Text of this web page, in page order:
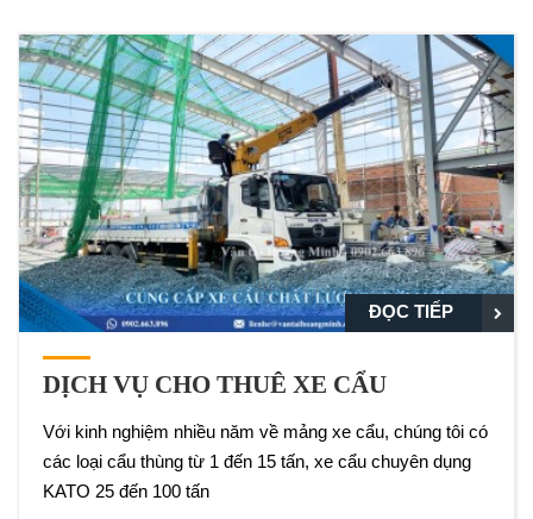
ĐỌC TIẾP
DỊCH VỤ CHO THUÊ XE CẨU
Với kinh nghiệm nhiều năm về mảng xe cẩu, chúng tôi có
các loại cẩu thùng từ 1 đến 15 tấn, xe cẩu chuyên dụng
KATO 25 đến 100 tấn